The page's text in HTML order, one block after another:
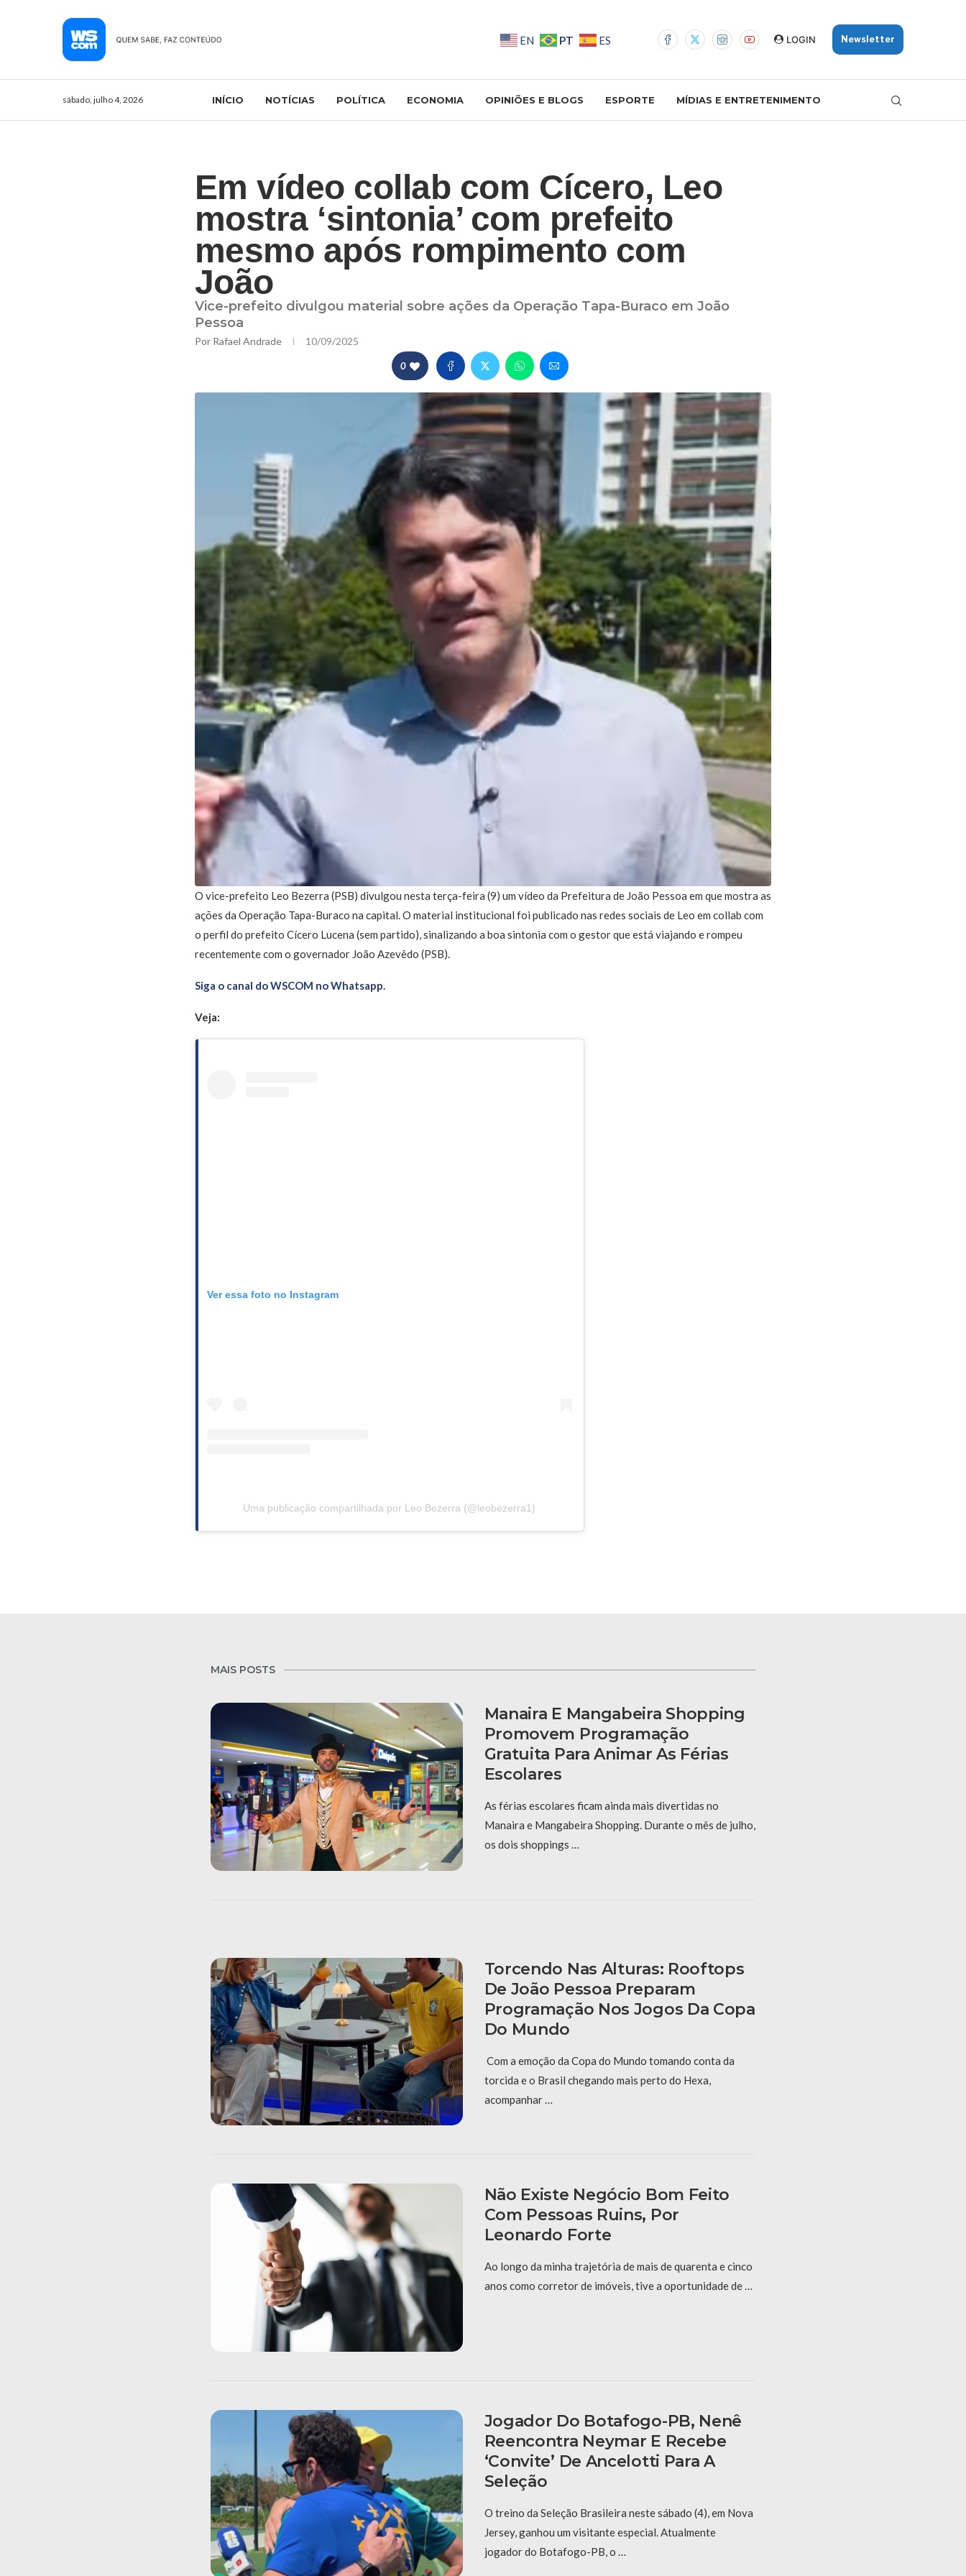
EN PT ES LOGIN Newsletter
sábado, julho 4, 2026 INÍCIO NOTÍCIAS POLÍTICA ECONOMIA OPINIÕES E BLOGS ESPORTE MÍDIAS E ENTRETENIMENTO
Em vídeo collab com Cícero, Leo
mostra ‘sintonia’ com prefeito
mesmo após rompimento com
João
Vice-prefeito divulgou material sobre ações da Operação Tapa-Buraco em João
Pessoa
Por Rafael Andrade 10/09/2025
0
O vice-prefeito Leo Bezerra (PSB) divulgou nesta terça-feira (9) um vídeo da Prefeitura de João Pessoa em que mostra as
ações da Operação Tapa-Buraco na capital. O material institucional foi publicado nas redes sociais de Leo em collab com
o perfil do prefeito Cícero Lucena (sem partido), sinalizando a boa sintonia com o gestor que está viajando e rompeu
recentemente com o governador João Azevêdo (PSB).
Siga o canal do WSCOM no Whatsapp.
Veja:
Ver essa foto no Instagram
Uma publicação compartilhada por Leo Bezerra (@leobezerra1)
MAIS POSTS
Manaira E Mangabeira Shopping
Promovem Programação
Gratuita Para Animar As Férias
Escolares
As férias escolares ficam ainda mais divertidas no
Manaira e Mangabeira Shopping. Durante o mês de julho,
os dois shoppings …
Torcendo Nas Alturas: Rooftops
De João Pessoa Preparam
Programação Nos Jogos Da Copa
Do Mundo
Com a emoção da Copa do Mundo tomando conta da
torcida e o Brasil chegando mais perto do Hexa,
acompanhar …
Não Existe Negócio Bom Feito
Com Pessoas Ruins, Por
Leonardo Forte
Ao longo da minha trajetória de mais de quarenta e cinco
anos como corretor de imóveis, tive a oportunidade de …
Jogador Do Botafogo-PB, Nenê
Reencontra Neymar E Recebe
‘convite’ De Ancelotti Para A
Seleção
O treino da Seleção Brasileira neste sábado (4), em Nova
Jersey, ganhou um visitante especial. Atualmente
jogador do Botafogo-PB, o …